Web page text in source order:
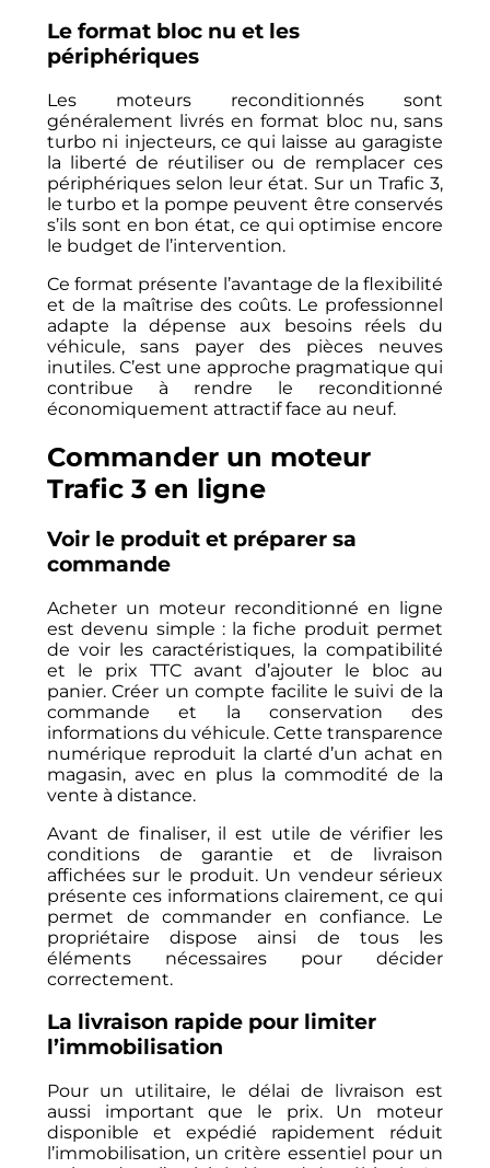
Le format bloc nu et les
périphériques
Les moteurs reconditionnés sont
généralement livrés en format bloc nu, sans
turbo ni injecteurs, ce qui laisse au garagiste
la liberté de réutiliser ou de remplacer ces
périphériques selon leur état. Sur un Trafic 3,
le turbo et la pompe peuvent être conservés
s’ils sont en bon état, ce qui optimise encore
le budget de l’intervention.
Ce format présente l’avantage de la flexibilité
et de la maîtrise des coûts. Le professionnel
adapte la dépense aux besoins réels du
véhicule, sans payer des pièces neuves
inutiles. C’est une approche pragmatique qui
contribue à rendre le reconditionné
économiquement attractif face au neuf.
Commander un moteur
Trafic 3 en ligne
Voir le produit et préparer sa
commande
Acheter un moteur reconditionné en ligne
est devenu simple : la fiche produit permet
de voir les caractéristiques, la compatibilité
et le prix TTC avant d’ajouter le bloc au
panier. Créer un compte facilite le suivi de la
commande et la conservation des
informations du véhicule. Cette transparence
numérique reproduit la clarté d’un achat en
magasin, avec en plus la commodité de la
vente à distance.
Avant de finaliser, il est utile de vérifier les
conditions de garantie et de livraison
affichées sur le produit. Un vendeur sérieux
présente ces informations clairement, ce qui
permet de commander en confiance. Le
propriétaire dispose ainsi de tous les
éléments nécessaires pour décider
correctement.
La livraison rapide pour limiter
l’immobilisation
Pour un utilitaire, le délai de livraison est
aussi important que le prix. Un moteur
disponible et expédié rapidement réduit
l’immobilisation, un critère essentiel pour un